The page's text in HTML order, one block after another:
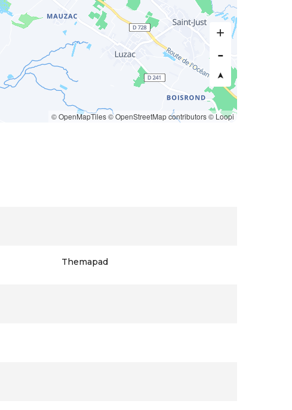
© OpenMapTiles© OpenStreetMap contributors© Loopi
Themapad